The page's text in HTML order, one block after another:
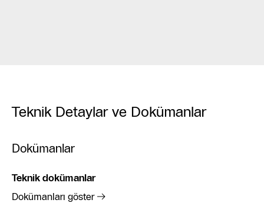
Teknik Detaylar ve Dokümanlar
Dokümanlar
Teknik dokümanlar
Dokümanları göster